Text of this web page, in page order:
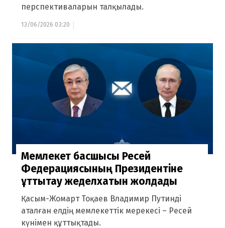
перспективаларын талқылады.
13/06/2026 03:20
Мемлекет басшысы Ресей
Федерациясының Президентіне
құттықтау жеделхатын жолдады
Қасым-Жомарт Тоқаев Владимир Путинді
аталған елдің мемлекеттік мерекесі – Ресей
күнімен құттықтады.